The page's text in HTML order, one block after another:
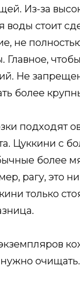
Из-за
стоит
не
Главное,
Не
более
подходят
Цуккини с
более
рагу, это
только